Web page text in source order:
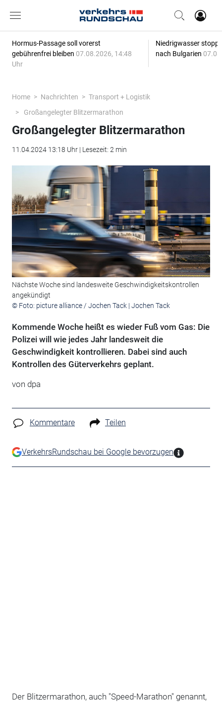
Hormus-Passage soll vorerst
gebührenfrei bleiben 07.08.2026, 14:48
Uhr
Niedrigwasser
nach Bulgarien
Home Nachrichten
Transport + Logistik
Großangelegter Blitzermarathon
Großangelegter Blitzermarathon
11.04.2024 13:18 Uhr | Lesezeit: 2 min
Nächste Woche sind landesweite Geschwindigkeitskontrollen
angekündigt
© Foto: picture alliance / Jochen Tack | Jochen Tack
Kommende Woche heißt es wieder Fuß vom Gas: Die
Polizei will wie jedes Jahr landesweit die
Geschwindigkeit kontrollieren. Dabei sind auch
Kontrollen des Güterverkehrs geplant.
von dpa
Kommentare Teilen
VerkehrsRundschau bei Google bevorzugen
Der Blitzermarathon, auch "Speed-Marathon" genannt,